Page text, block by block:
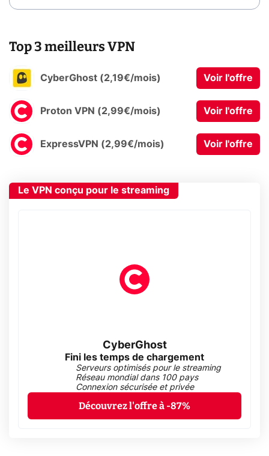
Top 3 meilleurs VPN
CyberGhost (2,19€/mois) Voir l'offre
Proton VPN (2,99€/mois) Voir l'offre
ExpressVPN (2,99€/mois) Voir l'offre
Le VPN conçu pour le streaming
CyberGhost
Fini les temps de chargement
Serveurs optimisés pour le streaming
Réseau mondial dans 100 pays
Connexion sécurisée et privée
Découvrez l'offre à -87%